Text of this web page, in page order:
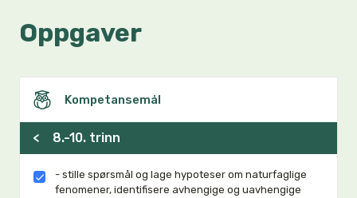
Oppgaver
Kompetansemål
< 8.-10. trinn
- stille spørsmål og lage hypoteser om naturfaglige
fenomener, identifisere avhengige og uavhengige